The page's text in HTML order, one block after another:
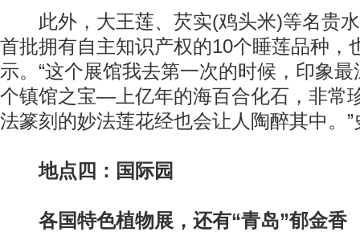
此外，大王莲、芡实(鸡头米)等名贵水
首批拥有自主知识产权的10个睡莲品种，
示。“这个展馆我去第一次的时候，印象
个镇馆之宝—上亿年的海百合化石，非常
法篆刻的妙法莲花经也会让人陶醉其中。
地点四：国际园
各国特色植物展，还有“青岛”郁金香